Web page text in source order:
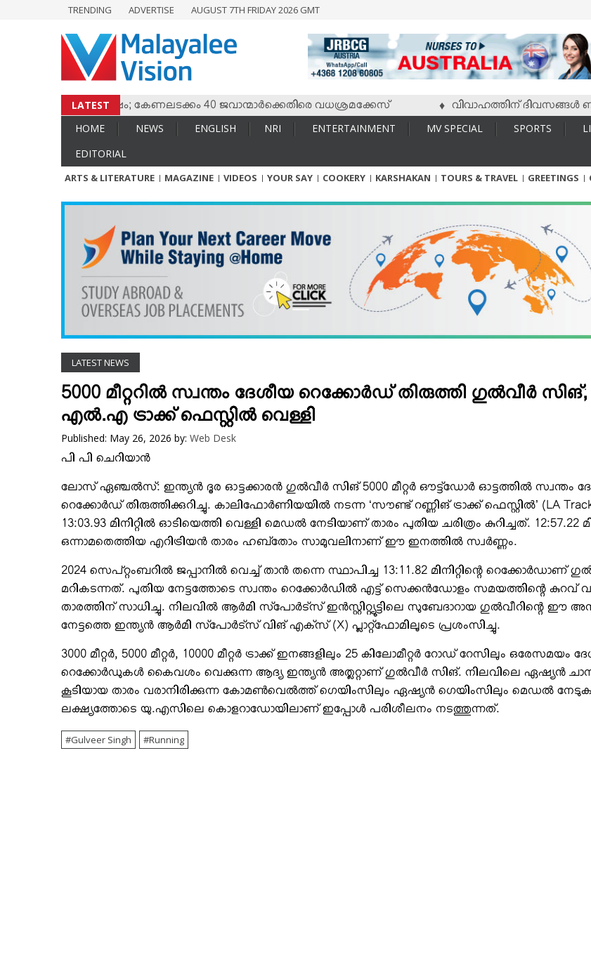
ENTERTAINMENT
TECH & AUTO
ARTS & LITERATURE
TOURS & TRAVEL
TRENDING ADVERTISE AUGUST 7TH FRIDAY 2026 GMT
LATEST
സംഘര്‍ഷം; കേണലടക്കം 40 ജവാന്മാര്‍ക്കെതിരെ വധശ്രമക്കേസ് വിവാഹത്തിന് ദിവസങ്ങള്‍
HOME NEWS ENGLISH NRI ENTERTAINMENT MV SPECIAL SPORTS
EDITORIAL
ARTS & LITERATURE MAGAZINE VIDEOS YOUR SAY COOKERY KARSHAKAN TOURS & TRAVEL GREETINGS
LATEST NEWS
5000 മീറ്ററില്‍ സ്വന്തം ദേശീയ റെക്കോര്‍ഡ് തിരുത്തി ഗുല്‍വീര്‍ സിങ്;
എല്‍.എ ട്രാക്ക് ഫെസ്റ്റില്‍ വെള്ളി
Published: May 26, 2026 by: Web Desk
പി പി ചെറിയാന്‍
ലോസ് ഏഞ്ചല്‍സ്: ഇന്ത്യന്‍ ദൂര ഓട്ടക്കാരന്‍ ഗുല്‍വീര്‍ സിങ് 5000 മീറ്റര്‍ ഔട്ട്‌ഡോര്‍ ഓട്ടത്തില്‍ സ്വന്തം
റെക്കോര്‍ഡ് തിരുത്തിക്കുറിച്ചു. കാലിഫോര്‍ണിയയില്‍ നടന്ന ‘സൗണ്ട് റണ്ണിങ് ട്രാക്ക് ഫെസ്റ്റില്‍’ (LA
13:03.93 മിനിറ്റില്‍ ഓടിയെത്തി വെള്ളി മെഡല്‍ നേടിയാണ് താരം പുതിയ ചരിത്രം കുറിച്ചത്. 12:57.22
ഒന്നാമതെത്തിയ എറിട്രിയന്‍ താരം ഹബ്‌തോം സാമുവലിനാണ് ഈ ഇനത്തില്‍ സ്വര്‍ണ്ണം.
2024 സെപ്റ്റംബറില്‍ ജപ്പാനില്‍ വെച്ച് താന്‍ തന്നെ സ്ഥാപിച്ച 13:11.82 മിനിറ്റിന്റെ റെക്കോര്‍ഡാണ്
മറികടന്നത്. പുതിയ നേട്ടത്തോടെ സ്വന്തം റെക്കോര്‍ഡില്‍ എട്ട് സെക്കന്‍ഡോളം സമയത്തിന്റെ കുറവ്
താരത്തിന് സാധിച്ചു. നിലവില്‍ ആര്‍മി സ്‌പോര്‍ട്‌സ് ഇന്‍സ്റ്റിറ്റ്യൂട്ടിലെ സുബേദാറായ ഗുല്‍വീറിന്റെ ഈ
നേട്ടത്തെ ഇന്ത്യന്‍ ആര്‍മി സ്‌പോര്‍ട്‌സ് വിങ് എക്‌സ് (X) പ്ലാറ്റ്ഫോമിലൂടെ പ്രശംസിച്ചു.
3000 മീറ്റര്‍, 5000 മീറ്റര്‍, 10000 മീറ്റര്‍ ട്രാക്ക് ഇനങ്ങളിലും 25 കിലോമീറ്റര്‍ റോഡ് റേസിലും ഒരേസമയം
റെക്കോര്‍ഡുകള്‍ കൈവശം വെക്കുന്ന ആദ്യ ഇന്ത്യന്‍ അത്ലറ്റാണ് ഗുല്‍വീര്‍ സിങ്. നിലവിലെ ഏഷ്യന്‍
കൂടിയായ താരം വരാനിരിക്കുന്ന കോമണ്‍വെല്‍ത്ത് ഗെയിംസിലും ഏഷ്യന്‍ ഗെയിംസിലും മെഡല്‍
ലക്ഷ്യത്തോടെ യു.എസിലെ കൊളറാഡോയിലാണ് ഇപ്പോള്‍ പരിശീലനം നടത്തുന്നത്.
Gulveer Singh Running